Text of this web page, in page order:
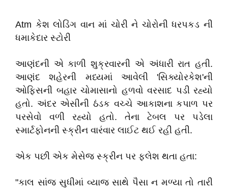
Atm કેશ લોડિંગ વાન માં ચોરી ને ચોરોની ધરપકડ ની
ધમાકેદાર સ્ટોરી
આણંદની એ કાળી શુક્રવારની એ અંધારી રાત હતી.
આણંદ શહેરની મધ્યમાં આવેલી 'સિક્યોરકેશ'ની
ઓફિસની બહાર ચોમાસાનો હળવો વરસાદ પડી રહ્યો
હતો. અંદર એસીની ઠંડક વચ્ચે આકાશના કપાળ પર
પરસેવો વળી રહ્યો હતો. તેના ટેબલ પર પડેલા
સ્માર્ટફોનની સ્ક્રીન વારંવાર લાઈટ થઈ રહી હતી.
એક પછી એક મેસેજ સ્ક્રીન પર ફ્લેશ થતા હતા:
"કાલ સાંજ સુધીમાં વ્યાજ સાથે પૈસા ન મળ્યા તો તારી